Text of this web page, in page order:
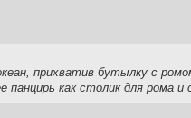
прихватив бутылку с
панцирь как столик для рома